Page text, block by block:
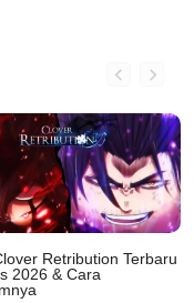
Retribution Terbaru
2026 & Cara